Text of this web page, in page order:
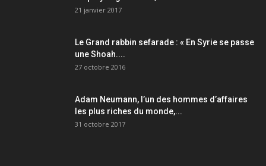
21 janvier 2017
Le Grand rabbin sefarade : « En Syrie se passe
une Shoah....
27 octobre 2016
Adam Neumann, l’un des hommes d’affaires
les plus riches du monde,...
31 octobre 2017